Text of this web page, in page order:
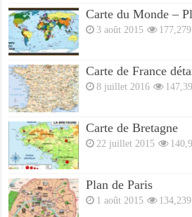
Carte du Monde –
3 août 2015 177,279
Carte de France
8 juillet 2016
Carte de Bretagne
22 juillet 2015
Plan de Paris
1 août 2015 134,239